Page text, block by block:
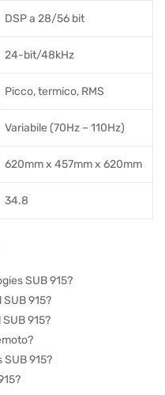
DSP a 28/56 bit
24-bit/48kHz
Picco, termico, RMS
Variabile (70Hz – 110Hz)
620mm x 457mm x 620mm
34.8
SUB 915?
915?
915?
SUB 915?